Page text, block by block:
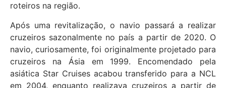
roteiros na região.
Após uma revitalização, o navio passará a realizar
cruzeiros sazonalmente no país a partir de 2020. O
navio, curiosamente, foi originalmente projetado para
cruzeiros na Ásia em 1999. Encomendado pela
asiática Star Cruises acabou transferido para a NCL
em 2004, enquanto realizava cruzeiros a partir de